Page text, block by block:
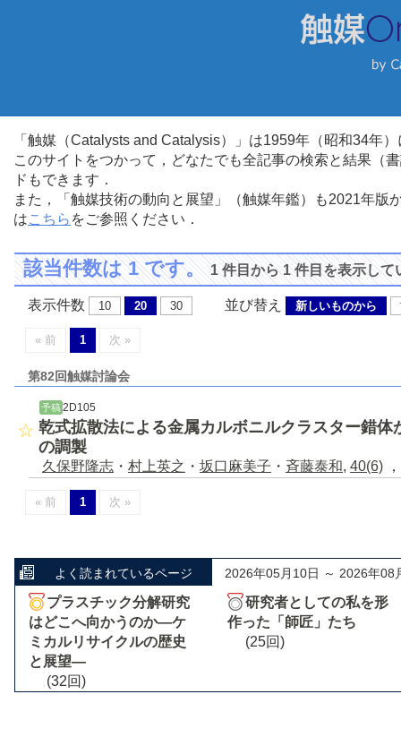
「触媒（Catalysts and Catalysis）」は1959年（昭和34年
このサイトをつかって，どなたでも全記事の検索と結果（
ドもできます．
また，「触媒技術の動向と展望」（触媒年鑑）も2021年
はこちら をご参照ください．
該当件数は 1 です。1 件目から 1 件目を表示して
表示件数 10 20 30 並び替え 新しいものから
« 前 1 次 »
第82回触媒討論会
予稿 2D105
乾式拡散法による金属カルボニルクラスター錯体
の調製
久保野隆志 ・ 村上英之 ・ 坂口麻美子 ・ 斉藤泰和, 40(6)
« 前 1 次 »
よく読まれているページ 2026年05月10日 ～ 2026年08
プラスチック分解研究
はどこへ向かうのか―ケ
ミカルリサイクルの歴史
と展望―
(32回)
研究者としての私を形
作った「師匠」たち
(25回)